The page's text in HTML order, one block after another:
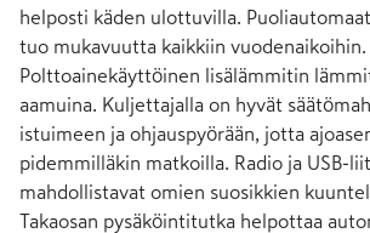
helposti käden ulottuvilla.
tuo mukavuutta kaikkiin vuodenaikoihin.
Polttoainekäyttöinen lisälämmitin
aamuina. Kuljettajalla on hyvät
istuimeen ja ohjauspyörään, jotta
pidemmilläkin matkoilla. Radio ja USB-
mahdollistavat omien suosikkien
Takaosan pysäköintitutka helpottaa